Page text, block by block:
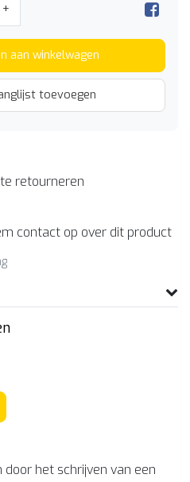
+
aan winkelwagen
toevoegen
te retourneren
contact op over dit product
het schrijven van een